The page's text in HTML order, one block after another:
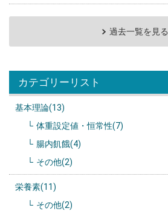
過去一覧を見る
カテゴリーリスト
基本理論(13)
体重設定値・恒常性(7)
腸内飢餓(4)
その他(2)
栄養素(11)
その他(2)